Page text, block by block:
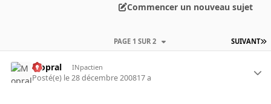
Commencer un nouveau sujet
SUIVANT
PAGE 1 SUR 2
Mopral INpactien
Posté(e) le 28 décembre 200817 a